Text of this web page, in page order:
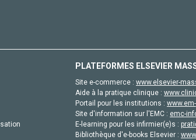
PLATEFORMES ELSEVIER
Site e-commerce : www.elsevier-
Aide à la pratique clinique :
Portail pour les institutions :
Site d'information sur l'EMC : emc-
E-learning pour les infirmier(e)s :
Bibliothèque d'e-books Elsevier :